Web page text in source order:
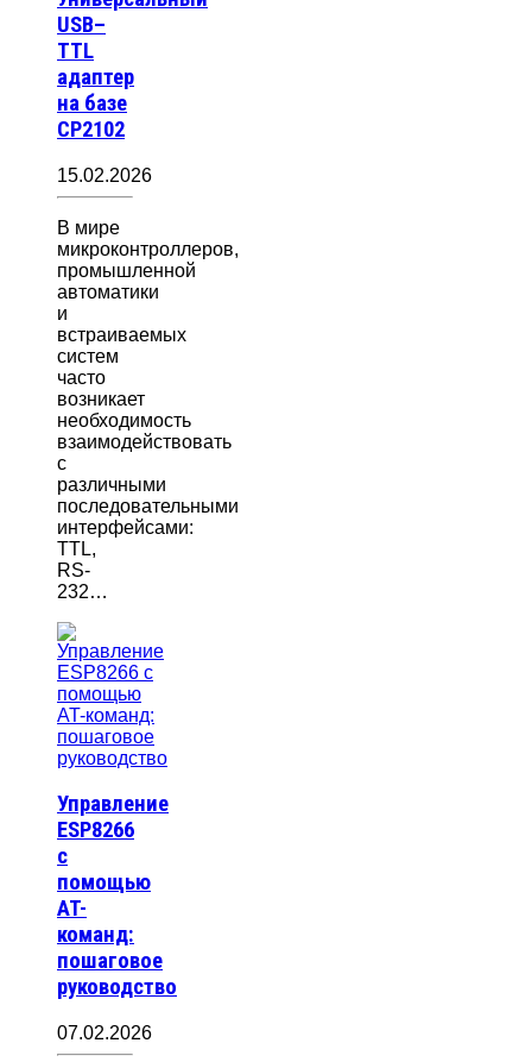
USB–
TTL
адаптер
на базе
CP2102
15.02.2026
В мире
микроконтроллеров,
промышленной
автоматики
и
встраиваемых
систем
часто
возникает
необходимость
взаимодействовать
с
различными
последовательными
интерфейсами:
TTL,
RS-
232…
Управление
ESP8266
с
помощью
AT-
команд:
пошаговое
руководство
07.02.2026